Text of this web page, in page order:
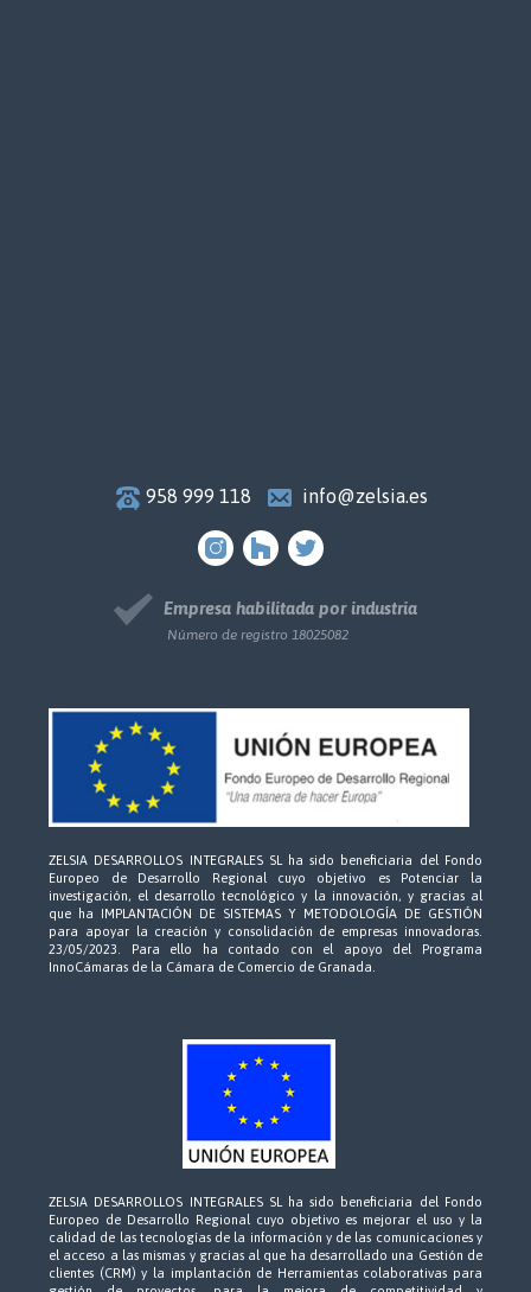
958 999 118 info@zelsia.es
Empresa habilitada por industria
Número de registro 18025082
ZELSIA DESARROLLOS INTEGRALES SL ha sido beneficiaria del Fondo
Europeo de Desarrollo Regional cuyo objetivo es Potenciar la
investigación, el desarrollo tecnológico y la innovación, y gracias al
que ha IMPLANTACIÓN DE SISTEMAS Y METODOLOGÍA DE GESTIÓN
para apoyar la creación y consolidación de empresas innovadoras.
23/05/2023. Para ello ha contado con el apoyo del Programa
InnoCámaras de la Cámara de Comercio de Granada.
ZELSIA DESARROLLOS INTEGRALES SL ha sido beneficiaria del Fondo
Europeo de Desarrollo Regional cuyo objetivo es mejorar el uso y la
calidad de las tecnologías de la información y de las comunicaciones y
el acceso a las mismas y gracias al que ha desarrollado una Gestión de
clientes (CRM) y la implantación de Herramientas colaborativas para